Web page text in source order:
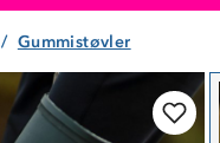
Produktet er lagt i handlekurven
Gummistøvler